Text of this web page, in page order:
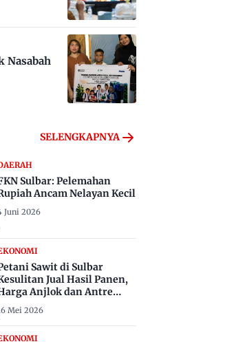
Nasabah
SELENGKAPNYA
Sulbar: Pelemahan
Ancam Nelayan Kecil
Juni 2026
Sawit di Sulbar
Jual Hasil Panen,
Anjlok dan Antre
hari
Mei 2026